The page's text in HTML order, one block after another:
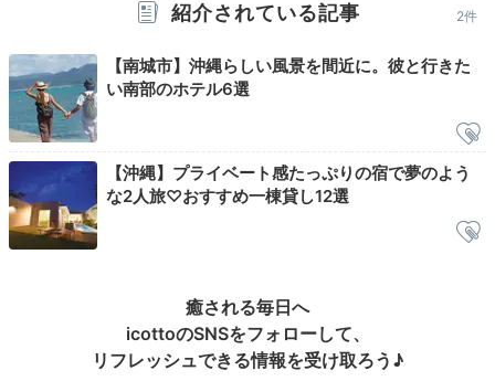
karikari_1120
夕食は近くのスーパーでお惣菜などを買いました。「ゴーヤーの天
ぷら」や「じゅーしーおにぎり」、「ちんすこうアイス」など、沖
縄ならではのメニューがおいしかったです。
開放的なお風呂で
のんびりバスタイム
紹介されている記事 2件
【南城市】沖縄らしい風景を間近に。彼と行きた
い南部のホテル6選
【沖縄】プライベート感たっぷりの宿で夢のよう
な2人旅♡おすすめ一棟貸し12選
癒される毎日へ
icottoのSNSをフォローして、
リフレッシュできる情報を受け取ろう♪